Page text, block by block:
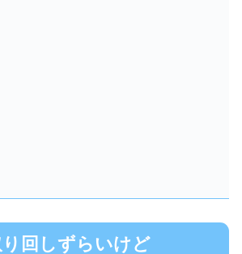
回しずらいけど